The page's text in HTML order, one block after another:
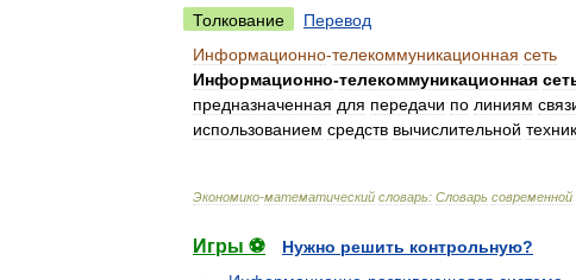
Толкование
Перевод
Информационно-телекоммуникационная сеть
Информационно-телекоммуникационная
предназначенная для передачи по линиям
использованием средств вычислительной
Экономико-математический словарь: Словарь современной
Игры ⚽
Нужно решить контрольную?